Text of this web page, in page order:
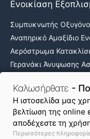
Καλωσήρθατε -
H ιστοσελίδα μας
βελτίωση της online
αποδέχεστε τη
Περισσότερες
Ενοικίαση
Συμπυκνωτής
Αναπηρικό Αμαξίδιο
Αερόστρωμα
Γερανάκι Άνυψωσης
Όροι Χρήσης &